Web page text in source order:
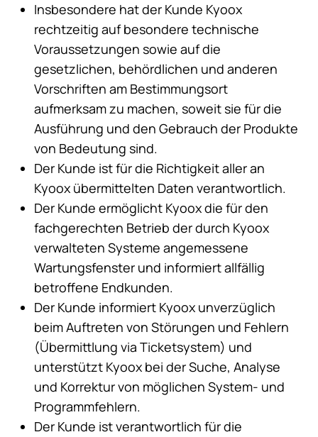
Insbesondere hat der Kunde Kyoox
rechtzeitig auf besondere technische
Voraussetzungen sowie auf die
gesetzlichen, behördlichen und anderen
Vorschriften am Bestimmungsort
aufmerksam zu machen, soweit sie für die
Ausführung und den Gebrauch der Produkte
von Bedeutung sind.
Der Kunde ist für die Richtigkeit aller an
Kyoox übermittelten Daten verantwortlich.
Der Kunde ermöglicht Kyoox die für den
fachgerechten Betrieb der durch Kyoox
verwalteten Systeme angemessene
Wartungsfenster und informiert allfällig
betroffene Endkunden.
Der Kunde informiert Kyoox unverzüglich
beim Auftreten von Störungen und Fehlern
(Übermittlung via Ticketsystem) und
unterstützt Kyoox bei der Suche, Analyse
und Korrektur von möglichen System- und
Programmfehlern.
Der Kunde ist verantwortlich für die